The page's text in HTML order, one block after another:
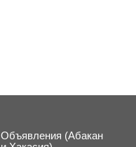
Объявления (Абакан